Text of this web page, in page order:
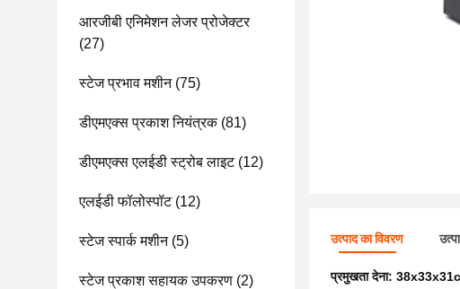
आरजीबी एनिमेशन लेजर प्रोजेक्टर
(27)
स्टेज प्रभाव मशीन(75)
डीएमएक्स प्रकाश नियंत्रक(81)
डीएमएक्स एलईडी स्ट्रोब लाइट(12)
एलईडी फॉलोस्पॉट(12)
स्टेज स्पार्क मशीन(5)
स्टेज प्रकाश सहायक उपकरण (2)
उत्पाद का विवरण
प्रमुखता देना: